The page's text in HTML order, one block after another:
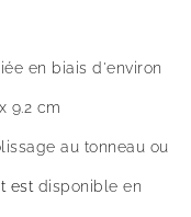
en biais d'environ
9.2 cm
au tonneau ou
est disponible en